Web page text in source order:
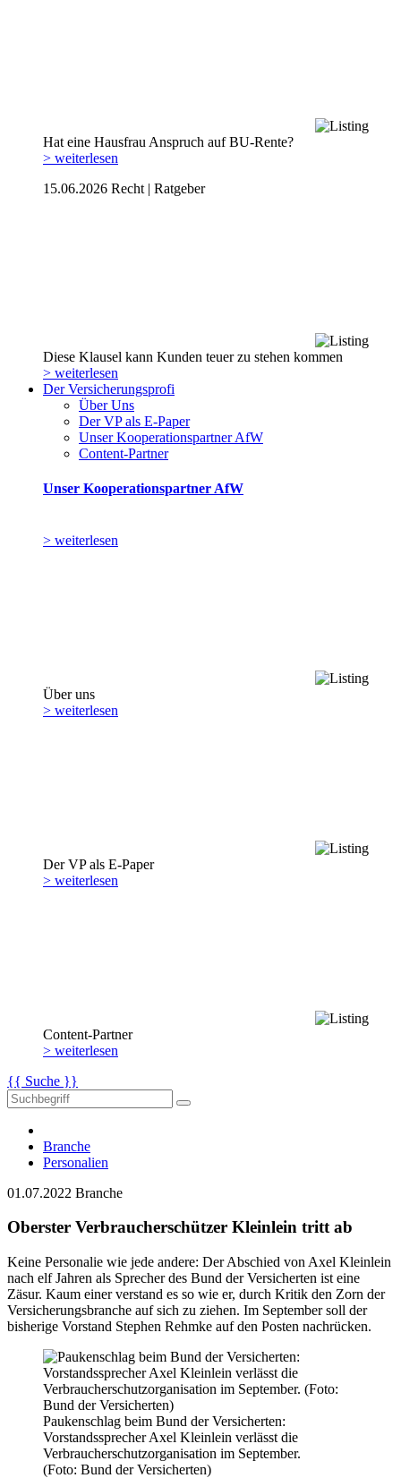
Hat eine Hausfrau Anspruch auf BU-Rente?
> weiterlesen
15.06.2026 Recht | Ratgeber
Diese Klausel kann Kunden teuer zu stehen kommen
> weiterlesen
Der Versicherungsprofi
Über Uns
Der VP als E-Paper
Unser Kooperationspartner AfW
Content-Partner
Unser Kooperationspartner AfW
> weiterlesen
Über uns
> weiterlesen
Der VP als E-Paper
> weiterlesen
Content-Partner
> weiterlesen
{{ Suche }}
Branche
Personalien
01.07.2022 Branche
Oberster Verbraucherschützer Kleinlein tritt ab
Keine Personalie wie jede andere: Der Abschied von Axel Kleinlein
nach elf Jahren als Sprecher des Bund der Versicherten ist eine
Zäsur. Kaum einer verstand es so wie er, durch Kritik den Zorn der
Versicherungsbranche auf sich zu ziehen. Im September soll der
bisherige Vorstand Stephen Rehmke auf den Posten nachrücken.
Paukenschlag beim Bund der Versicherten:
Vorstandssprecher Axel Kleinlein verlässt die
Verbraucherschutzorganisation im September.
(Foto: Bund der Versicherten)